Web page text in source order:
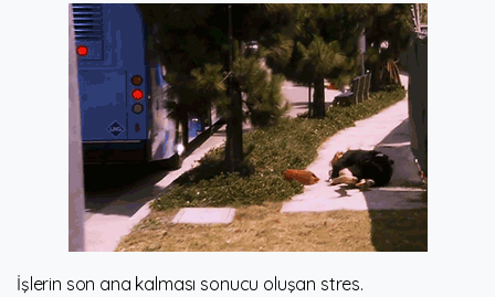
İşlerin son ana kalması sonucu oluşan stres.